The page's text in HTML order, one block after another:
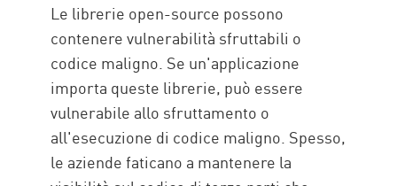
Le librerie open-source possono
contenere vulnerabilità sfruttabili o
codice maligno. Se un'applicazione
importa queste librerie, può essere
vulnerabile allo sfruttamento o
all'esecuzione di codice maligno. Spesso,
le aziende faticano a mantenere la